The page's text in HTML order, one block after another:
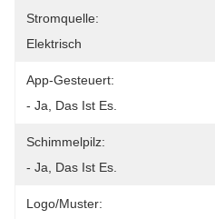
Stromquelle:
Elektrisch
App-Gesteuert:
- Ja, Das Ist Es.
Schimmelpilz:
- Ja, Das Ist Es.
Logo/Muster: